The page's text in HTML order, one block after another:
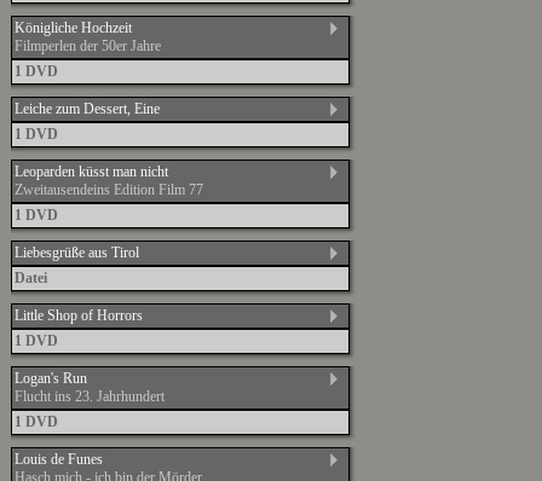
Königliche Hochzeit
Filmperlen der 50er Jahre
1 DVD
Leiche zum Dessert, Eine
1 DVD
Leoparden küsst man nicht
Zweitausendeins Edition Film 77
1 DVD
Liebesgrüße aus Tirol
Datei
Little Shop of Horrors
1 DVD
Logan's Run
Flucht ins 23. Jahrhundert
1 DVD
Louis de Funes
Hasch mich - ich bin der Mörder